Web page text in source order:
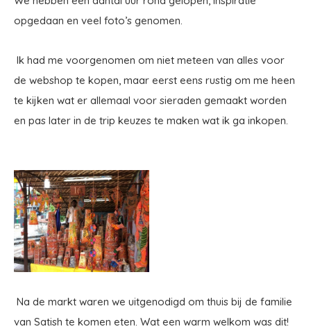
opgedaan en veel foto’s genomen.
Ik had me voorgenomen om niet meteen van alles voor
de webshop te kopen, maar eerst eens rustig om me heen
te kijken wat er allemaal voor sieraden gemaakt worden
en pas later in de trip keuzes te maken wat ik ga inkopen.
Na de markt waren we uitgenodigd om thuis bij de familie
van Satish te komen eten. Wat een warm welkom was dit!